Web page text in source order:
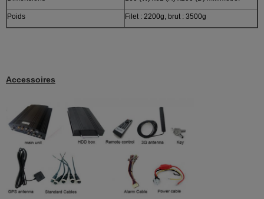
Poids Filet : 2200g, brut : 3500g
Accessoires